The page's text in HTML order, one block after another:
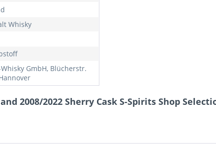
Whisky
GmbH, Blücherstr.
2008/2022 Sherry Cask S-Spirits Shop